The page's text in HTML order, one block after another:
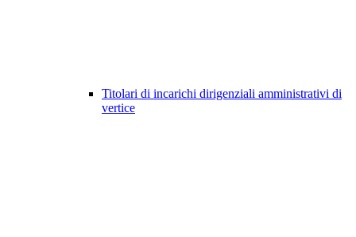
Titolari di incarichi dirigenziali amministrativi di
vertice